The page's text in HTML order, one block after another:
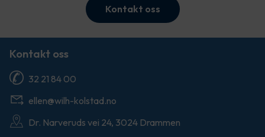
Kontakt oss
Kontakt oss
32 21 84 00
ellen@wilh-kolstad.no
Dr. Narveruds vei 24, 3024 Drammen